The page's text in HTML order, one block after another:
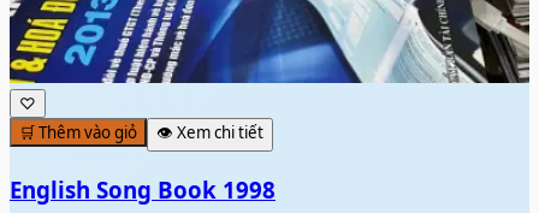
♡
🛒 Thêm vào giỏ
👁️ Xem chi tiết
English Song Book 1998